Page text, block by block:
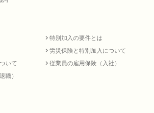
特別加入の要件とは
労災保険と特別加入について
いて
従業員の雇用保険（入社）
職）